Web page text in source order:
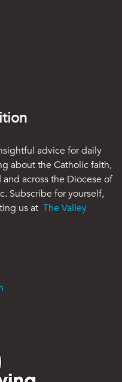
advice for daily
about the Catholic faith,
across the Diocese of
Subscribe for yourself,
us at The Valley